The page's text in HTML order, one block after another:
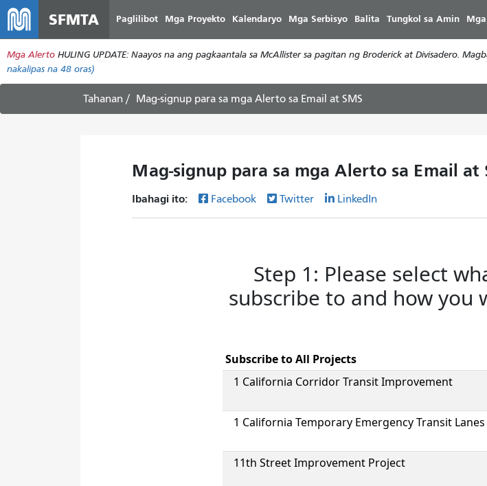
ang
SFMTA Paglilibot Mga Proyekto Kalendaryo Mga Serbisyo Balita Tungkol sa Amin
Mga Alerto HULING UPDATE: Naayos na ang pagkaantala sa McAllister sa pagitan ng Broderick at Divisadero.
nakalipas na 48 oras)
Tahanan Mag-signup para sa mga Alerto sa Email at SMS
Mag-signup para sa mga Alerto sa Email at
Ibahagi ito: Facebook Twitter LinkedIn